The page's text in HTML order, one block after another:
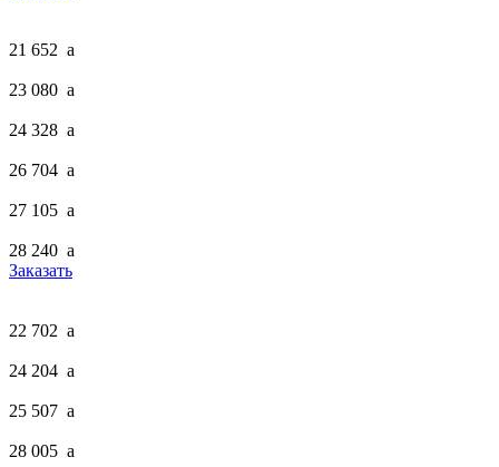
21 652 a
23 080 a
24 328 a
26 704 a
27 105 a
28 240 a
Заказать
22 702 a
24 204 a
25 507 a
28 005 a